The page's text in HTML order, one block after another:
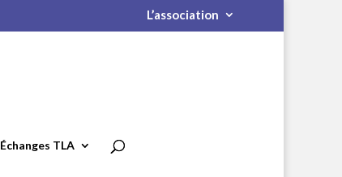
L’association
Échanges TLA